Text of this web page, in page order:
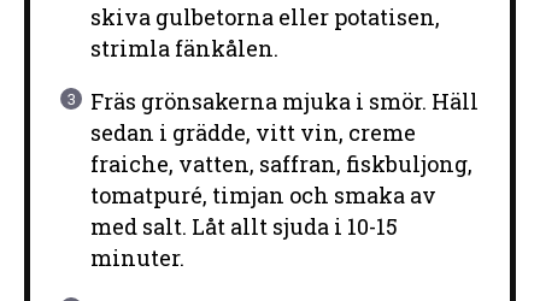
skiva gulbetorna eller potatisen,
strimla fänkålen.
Fräs grönsakerna mjuka i smör. Häll
sedan i grädde, vitt vin, creme
fraiche, vatten, saffran, fiskbuljong,
tomatpuré, timjan och smaka av
med salt. Låt allt sjuda i 10-15
minuter.